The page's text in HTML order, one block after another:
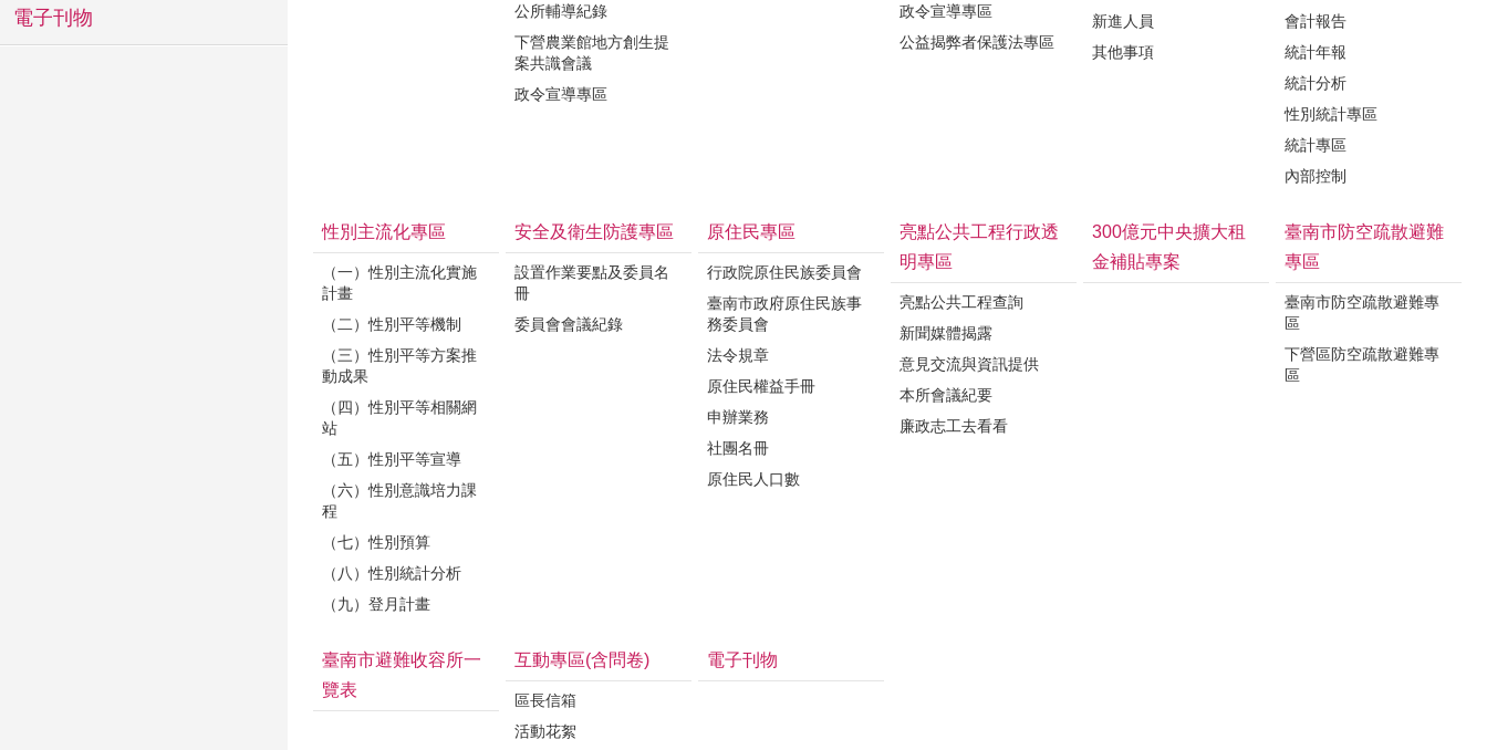
電子刊物
公所輔導紀錄
下營農業館地方創生提
案共識會議
政令宣導專區
政令宣導專區
公益揭弊者保護法專區
新進人員
其他事項
會計報告
統計年報
統計分析
性別統計專區
統計專區
內部控制
性別主流化專區
（一）性別主流化實施
計畫
（二）性別平等機制
（三）性別平等方案推
動成果
（四）性別平等相關網
站
（五）性別平等宣導
（六）性別意識培力課
程
（七）性別預算
（八）性別統計分析
（九）登月計畫
安全及衛生防護專區
設置作業要點及委員名
冊
委員會會議紀錄
原住民專區
行政院原住民族委員會
臺南市政府原住民族事
務委員會
法令規章
原住民權益手冊
申辦業務
社團名冊
原住民人口數
亮點公共工程行政透
明專區
亮點公共工程查詢
新聞媒體揭露
意見交流與資訊提供
本所會議紀要
廉政志工去看看
300億元中央擴大租
金補貼專案
臺南市防空疏散避難
專區
臺南市防空疏散避難專
區
下營區防空疏散避難專
區
臺南市避難收容所一
覽表
互動專區(含問卷)
區長信箱
活動花絮
電子刊物